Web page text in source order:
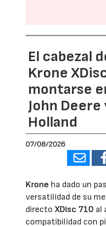
El cabezal
Krone
montarse
John Deere
Holland
07/08/2026
Krone ha dado un
versatilidad de su
directoXDisc 710 al
compatibilidad con